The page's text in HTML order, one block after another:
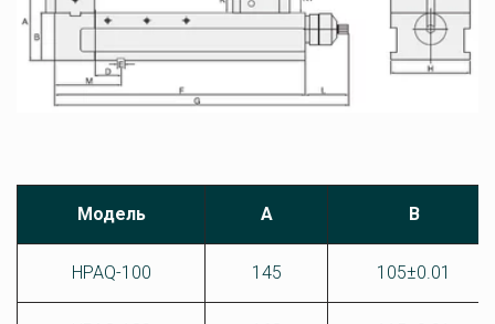
Модель A B
HPAQ-100 145 105±0.01